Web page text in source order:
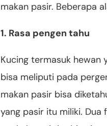
makan pasir. Beberapa
1. Rasa pengen tahu
Kucing termasuk hewan
bisa meliputi pada
makan pasir bisa
yang pasir itu miliki.